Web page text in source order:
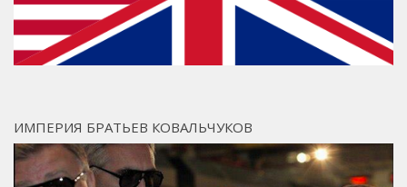
ИМПЕРИЯ БРАТЬЕВ КОВАЛЬЧУКОВ